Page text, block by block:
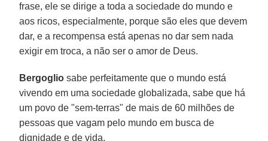
frase, ele se dirige a toda a sociedade do mundo e
aos ricos, especialmente, porque são eles que devem
dar, e a recompensa está apenas no dar sem nada
exigir em troca, a não ser o amor de Deus.
Bergoglio sabe perfeitamente que o mundo está
vivendo em uma sociedade globalizada, sabe que há
um povo de "sem-terras" de mais de 60 milhões de
pessoas que vagam pelo mundo em busca de
dignidade e de vida.